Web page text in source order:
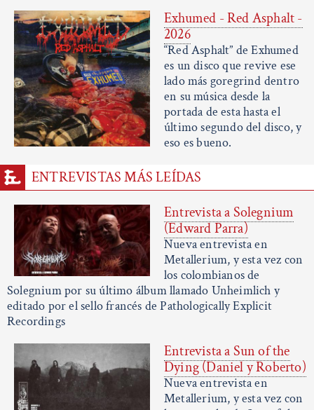
Exhumed - Red Asphalt -
2026
“Red Asphalt” de Exhumed
es un disco que revive ese
lado más goregrind dentro
en su música desde la
portada de esta hasta el
último segundo del disco, y
eso es bueno.
ENTREVISTAS MÁS LEÍDAS
Entrevista a Solegnium
(Edward Parra)
Nueva entrevista en
Metallerium, y esta vez con
los colombianos de
Solegnium por su último álbum llamado Unheimlich y
editado por el sello francés de Pathologically Explicit
Recordings
Entrevista a Sun of the
Dying (Daniel y Roberto)
Nueva entrevista en
Metallerium, y esta vez con